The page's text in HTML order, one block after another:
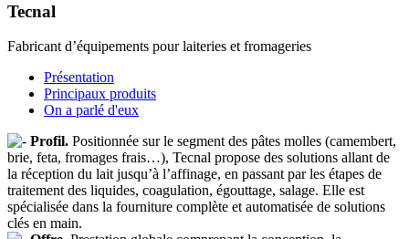
Tecnal
Fabricant d’équipements pour laiteries et fromageries
Présentation
Principaux produits
On a parlé d'eux
Profil. Positionnée sur le segment des pâtes molles (camembert,
brie, feta, fromages frais…), Tecnal propose des solutions allant de
la réception du lait jusqu’à l’affinage, en passant par les étapes de
traitement des liquides, coagulation, égouttage, salage. Elle est
spécialisée dans la fourniture complète et automatisée de solutions
clés en main.